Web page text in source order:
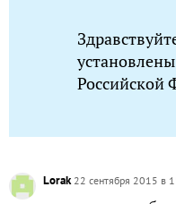
Российской
Lorak 22 сентября 2015 в